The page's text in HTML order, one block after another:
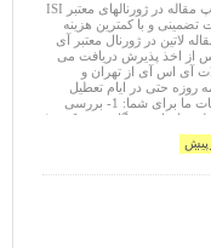
ثبت ، اخذ پذیرش و چاپ مقاله در ژورنالهای معتبر ISI
و با کمترین هزینه
لاتین در ژورنال معتبر آی
تومان پس از اخذ پذیرش دریافت می
آی اس آی از تهران و
روزه حتی در ایام تعطیل
سال. *** مزایای خدمات ما برای شما: 1- بررسی
نظر ساختاری ، نگارشی و کیفی)